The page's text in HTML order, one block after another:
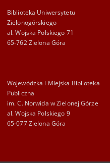
Biblioteka Uniwersytetu
Zielonogórskiego
al. Wojska Polskiego 71
65-762 Zielona Góra
Wojewódzka i Miejska Biblioteka
Publiczna
im. C. Norwida w Zielonej Górze
al. Wojska Polskiego 9
65-077 Zielona Góra